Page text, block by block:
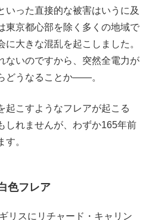
いった直接的な被害はいうに及
東京都心部を除く多くの地域で
大きな混乱を起こしました。
ないのですから、突然全電力が
どうなることか——。
起こすようなフレアが起こる
しれませんが、わずか165年前
。
色フレア
リスにリチャード・キャリン